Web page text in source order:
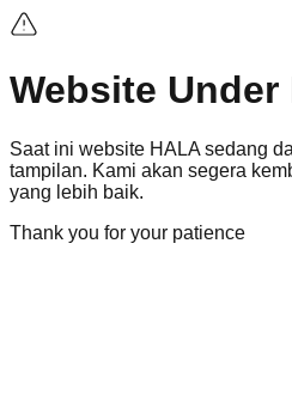
Website
Saat ini website HALA sedang
tampilan. Kami akan segera
yang lebih baik.
Thank you for your patience